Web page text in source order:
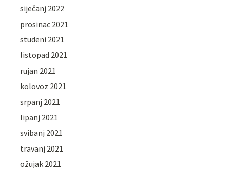
siječanj 2022
prosinac 2021
studeni 2021
listopad 2021
rujan 2021
kolovoz 2021
srpanj 2021
lipanj 2021
svibanj 2021
travanj 2021
ožujak 2021